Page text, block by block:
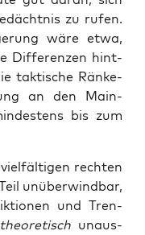
zu rufen.
wäre etwa,
Dif­fe­ren­zen hint­
tak­ti­sche Rän­ke­
an den Main­
bis zum
rech­ten
unüber­wind­bar,
und Tren­
theo­re­tisch unaus­